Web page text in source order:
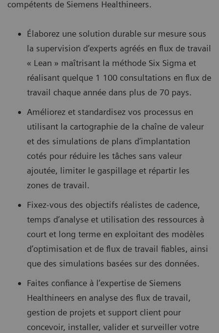
compétents de Siemens Healthineers.
Élaborez une solution durable sur mesure sous
la supervision d’experts agréés en flux de travail
« Lean » maîtrisant la méthode Six Sigma et
réalisant quelque 1 100 consultations en flux de
travail chaque année dans plus de 70 pays.
Améliorez et standardisez vos processus en
utilisant la cartographie de la chaîne de valeur
et des simulations de plans d’implantation
cotés pour réduire les tâches sans valeur
ajoutée, limiter le gaspillage et répartir les
zones de travail.
Fixez-vous des objectifs réalistes de cadence,
temps d’analyse et utilisation des ressources à
court et long terme en exploitant des modèles
d’optimisation et de flux de travail fiables, ainsi
que des simulations basées sur des données.
Faites confiance à l’expertise de Siemens
Healthineers en analyse des flux de travail,
gestion de projets et support client pour
concevoir, installer, valider et surveiller votre